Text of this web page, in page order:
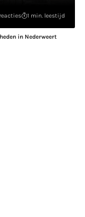
1 min. leestijd
in Nederweert